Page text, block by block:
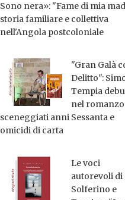
Sono nera»: "Fame di mia
storia familiare e collettiva
nell'Angola postcoloniale
"Gran Galà
Delitto":
Tempia
nel
sceneggiati anni Sessanta e
omicidi di carta
Le voci
autorevoli di
Solferino e